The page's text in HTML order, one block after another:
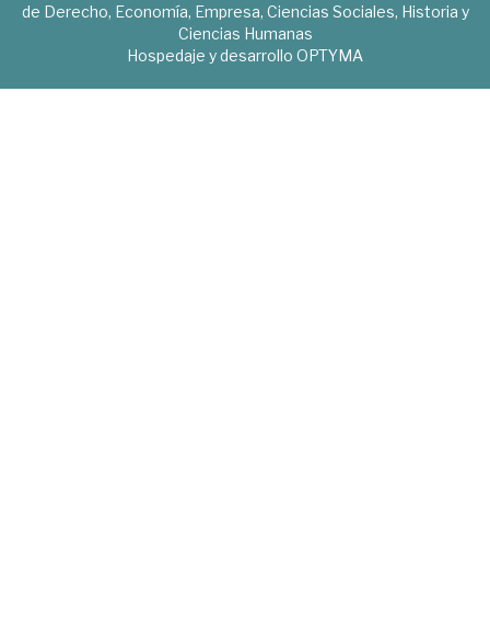
de Derecho, Economía, Empresa, Ciencias Sociales, Historia y
Ciencias Humanas
Hospedaje y desarrollo OPTYMA